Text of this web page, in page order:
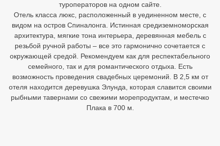
туроператоров на одном сайте.
Отель класса люкс, расположенный в уединенном месте, с
видом на остров Спиналонга. Истинная средиземноморская
архитектура, мягкие тона интерьера, деревянная мебель с
резьбой ручной работы – все это гармонично сочетается с
окружающей средой. Рекомендуем как для респектабельного
семейного, так и для романтического отдыха. Есть
возможность проведения свадебных церемоний. В 2,5 км от
отеля находится деревушка Элунда, которая славится своими
рыбными тавернами со свежими морепродуктам, и местечко
Плака в 700 м.
Абхазия
Большой Сочи
Кав Мин Воды
Экскурсионные туры
VIP отели 5 звезд